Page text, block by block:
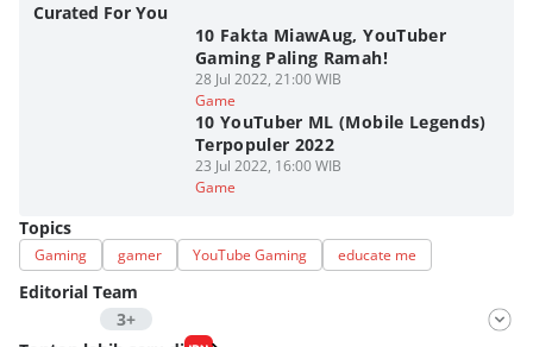
Curated For You
10 Fakta MiawAug, YouTuber
Gaming Paling Ramah!
28 Jul 2022, 21:00 WIB
Game
10 YouTuber ML (Mobile Legends)
Terpopuler 2022
23 Jul 2022, 16:00 WIB
Game
Topics
Gaming gamer YouTube Gaming educate me
Editorial Team
3+